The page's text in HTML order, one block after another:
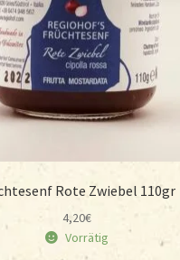
Rote Zwiebel 110gr
4,20€
Vorrätig